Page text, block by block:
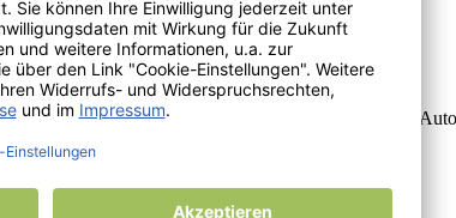
Sicht › Neutralisiert unangenehme Gerüche im
oder fürs Büro › Passende Farben in jeder...